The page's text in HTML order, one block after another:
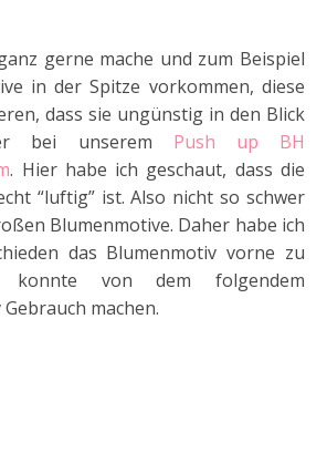
gerne mache und zum Beispiel
in der Spitze vorkommen, diese
dass sie ungünstig in den Blick
bei unserem Push up BH
. Hier habe ich geschaut, dass die
“luftig” ist. Also nicht so schwer
Blumenmotive. Daher habe ich
das Blumenmotiv vorne zu
konnte von dem folgendem
machen.